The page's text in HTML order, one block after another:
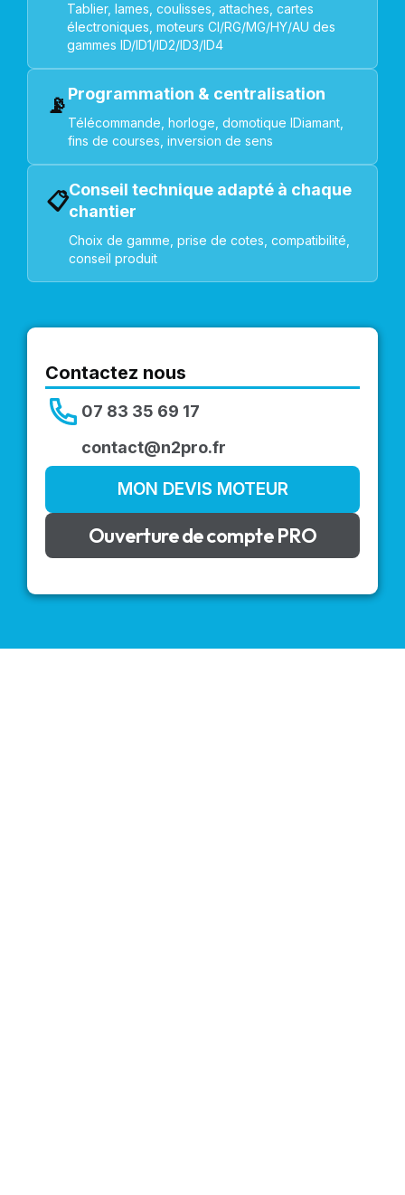
Tablier, lames, coulisses, attaches, cartes
électroniques, moteurs CI/RG/MG/HY/AU des
gammes ID/ID1/ID2/ID3/ID4
📡Programmation & centralisation
Télécommande, horloge, domotique IDiamant,
fins de courses, inversion de sens
📋Conseil technique adapté à chaque
chantier
Choix de gamme, prise de cotes, compatibilité,
conseil produit
Contactez nous
07 83 35 69 17
contact@n2pro.fr
MON DEVIS MOTEUR
Ouverture de compte PRO